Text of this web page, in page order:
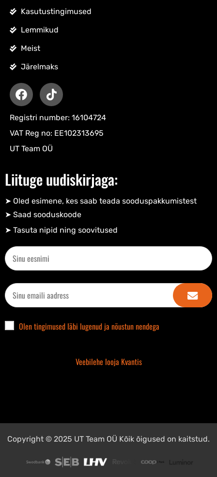
Kasutustingimused
Lemmikud
Meist
Järelmaks
Registri number: 16104724
VAT Reg no: EE102313695
UT Team OÜ
Liituge uudiskirjaga:
➤ Oled esimene, kes saab teada sooduspakkumistest
➤ Saad sooduskoode​
➤ Tasuta nipid ning soovitused​
Olen tingimused läbi lugenud ja nõustun nendega
Veebilehe looja Kvantis
Copyright © 2025 UT Team OÜ Kõik õigused on kaitstud.